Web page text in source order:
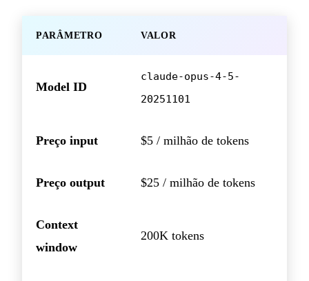
PARÂMETRO VALOR
Model ID
claude-opus-4-5-
20251101
Preço input $5 / milhão de tokens
Preço output $25 / milhão de tokens
Context
window
200K tokens